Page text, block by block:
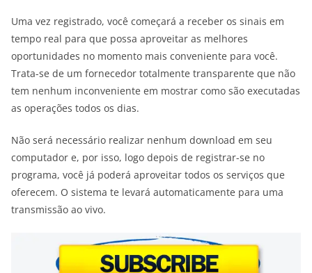
Uma vez registrado, você começará a receber os sinais em
tempo real para que possa aproveitar as melhores
oportunidades no momento mais conveniente para você.
Trata-se de um fornecedor totalmente transparente que não
tem nenhum inconveniente em mostrar como são executadas
as operações todos os dias.
Não será necessário realizar nenhum download em seu
computador e, por isso, logo depois de registrar-se no
programa, você já poderá aproveitar todos os serviços que
oferecem. O sistema te levará automaticamente para uma
transmissão ao vivo.